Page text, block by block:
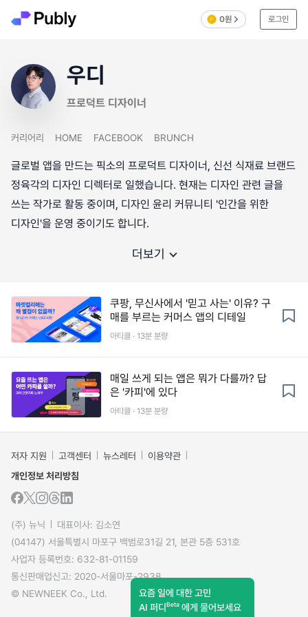
0원 로그인
우디
프로덕트 디자이너
커리어리 HOME FACEBOOK BRUNCH
글로벌 앱을 만드는 픽소의 프로덕트 디자이너, 신선 식재료 브랜드
정육각의 디자인 디렉터로 일했습니다. 현재는 디자인 관련 글을
쓰는 작가로 활동 중이며, 디자인 윤리 커뮤니티 '인간을 위한
디자인'을 운영 중이기도 합니다.
더보기
쿠팡, 무신사에서 '믿고 사는' 이유? 구
매를 부르는 커머스 앱의 디테일
아티클 · 13분 분량
매일 쓰게 되는 앱은 뭐가 다를까? 답
은 '카피'에 있다
아티클 · 13분 분량
저자 지원 고객센터 뉴스레터
이용약관
개인정보 처리방침
(주) 뉴닉
대표이사: 김소연
(04147) 서울특별시 마포구 백범로31길 21, 본관 5층 531호
사업자 등록번호: 632-81-01159
통신판매업신고: 2020-서울마포-2938
© NEWNEEK Co., Ltd.
요즘 일에 대한 고민
AI 퍼디Beta 에게 물어보세요